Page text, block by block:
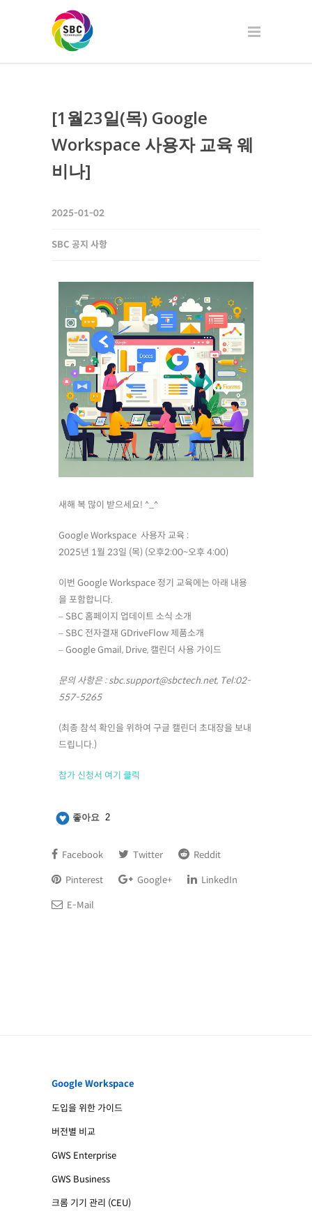
[1월23일(목) Google
Workspace 사용자 교육 웨
비나]
2025-01-02
SBC 공지 사항
새해 복 많이 받으세요! ^_^
Google Workspace 사용자 교육 :
2025년 1월 23일 (목) (오후2:00~오후 4:00)
이번 Google Workspace 정기 교육에는 아래 내용
을 포함합니다.
– SBC 홈페이지 업데이트 소식 소개
– SBC 전자결재 GDriveFlow 제품소개
– Google Gmail, Drive, 캘린더 사용 가이드
문의 사항은 : sbc.support@sbctech.net, Tel:02-
557-5265
(최종 참석 확인을 위하여 구글 캘린더 초대장을 보내
드립니다.)
참가 신청서 여기 클릭
좋아요 2
Facebook Twitter Reddit
Pinterest Google+ LinkedIn
E-Mail
Google Workspace
도입을 위한 가이드
버전별 비교
GWS Enterprise
GWS Business
크롬 기기 관리 (CEU)